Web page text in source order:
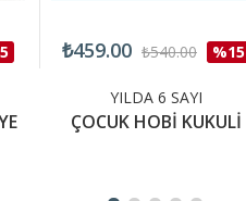
₺459.00 ₺540.00 %15
YILDA 6 SAYI
ÇOCUK HOBİ KUKULİ